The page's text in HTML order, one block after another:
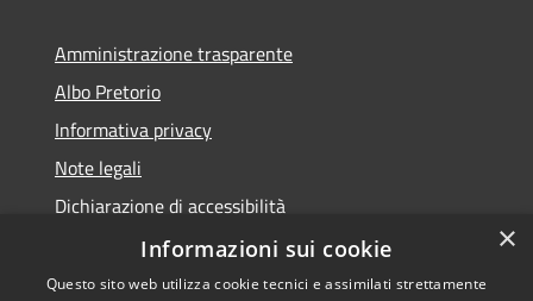
Amministrazione trasparente
Albo Pretorio
Informativa privacy
Note legali
Dichiarazione di accessibilità
Dichiarazione di accessibilità dal 2025
×
Informazioni sui cookie
Questo sito web utilizza cookie tecnici e assimilati strettamente